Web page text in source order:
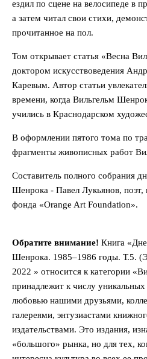
ездил по сцене на велосипеде в
а затем читал свои стихи,
прочитанное на пол.
Том открывает статья «Весна
доктором искусствоведения
Каревым. Автор статьи
времени, когда Вильгельм
учились в Краснодарском
В оформлении пятого тома по
фрагменты живописных работ
Составитель полного собрания
Шенрока - Павел Лукьянов, поэт,
фонда «Orange Art Foundation».
Обратите внимание! Книга
Шенрока. 1985–1986 годы. Т.5.
2022 » относится к категории
принадлежит к числу
любовью нашими друзьями,
галереями, энтузиастами
издательствами. Это издания,
«большого» рынка, но для тех,